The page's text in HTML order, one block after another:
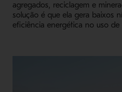
agregados, reciclagem e
solução é que ela gera baixos
eficiência energética no uso de